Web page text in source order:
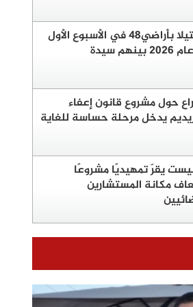
11 قتيلا بأراضي48 في الأسبوع الأول
سيدة
حول مشروع قانون إعفاء
يدخل مرحلة حساسة للغاية
يقرّ تمهيديًا مشروعًا
مكانة المستشارين